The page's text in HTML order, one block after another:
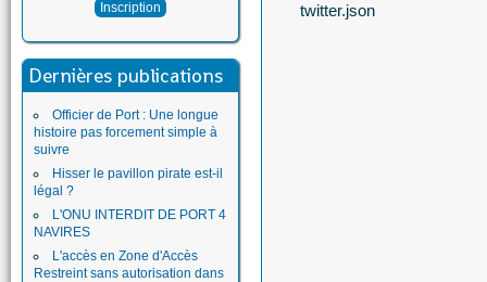
Dernières publications
Officier de Port : Une longue
histoire pas forcement simple à
suivre
Hisser le pavillon pirate est-il
légal ?
L'ONU INTERDIT DE PORT 4
NAVIRES
L'accès en Zone d'Accès
Restreint sans autorisation dans
twitter.json